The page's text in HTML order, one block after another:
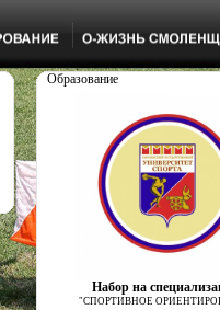
Образование
Набор на
"СПОРТИВНОЕ